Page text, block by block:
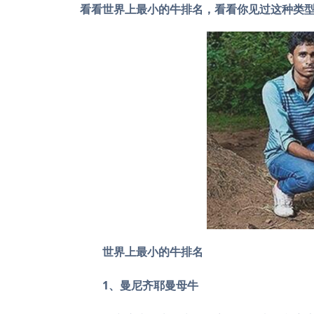
看看世界上最小的牛排名，看看你见过这种类
世界上最小的牛排名
1、曼尼齐耶曼母牛